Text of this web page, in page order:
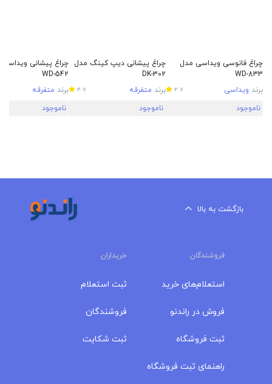
چراغ فانوسی ویداسی مدل
WD-833
برند ویداسی 4.7
ناموجود
چراغ پیشانی دیپ کینگ مدل
DK-302
برند متفرقه 4.7
ناموجود
چراغ پیشانی
WD-542
برند متفرقه
ناموجود
بازگشت به بالا
فروشندگان خریداران
استعلام‌های خرید
فروش در راندنو
ثبت فروشگاه
راهنمای ثبت فروشگاه
ثبت استعلام
فروشندگان
ثبت شکایت